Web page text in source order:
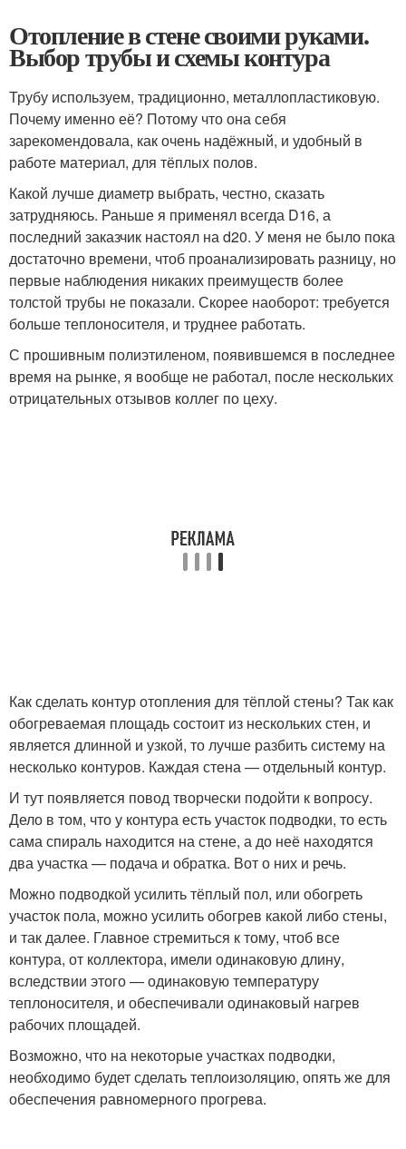
Отопление в стене своими руками.
Выбор трубы и схемы контура
Трубу используем, традиционно, металлопластиковую.
Почему именно её? Потому что она себя
зарекомендовала, как очень надёжный, и удобный в
работе материал, для тёплых полов.
Какой лучше диаметр выбрать, честно, сказать
затрудняюсь. Раньше я применял всегда D16, а
последний заказчик настоял на d20. У меня не было пока
достаточно времени, чтоб проанализировать разницу, но
первые наблюдения никаких преимуществ более
толстой трубы не показали. Скорее наоборот: требуется
больше теплоносителя, и труднее работать.
С прошивным полиэтиленом, появившемся в последнее
время на рынке, я вообще не работал, после нескольких
отрицательных отзывов коллег по цеху.
Как сделать контур отопления для тёплой стены? Так как
обогреваемая площадь состоит из нескольких стен, и
является длинной и узкой, то лучше разбить систему на
несколько контуров. Каждая стена — отдельный контур.
И тут появляется повод творчески подойти к вопросу.
Дело в том, что у контура есть участок подводки, то есть
сама спираль находится на стене, а до неё находятся
два участка — подача и обратка. Вот о них и речь.
Можно подводкой усилить тёплый пол, или обогреть
участок пола, можно усилить обогрев какой либо стены,
и так далее. Главное стремиться к тому, чтоб все
контура, от коллектора, имели одинаковую длину,
вследствии этого — одинаковую температуру
теплоносителя, и обеспечивали одинаковый нагрев
рабочих площадей.
Возможно, что на некоторые участках подводки,
необходимо будет сделать теплоизоляцию, опять же для
обеспечения равномерного прогрева.